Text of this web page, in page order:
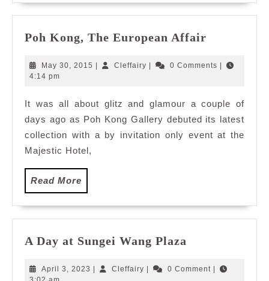
Poh Kong, The European Affair
The
May 30, 2015 May
Cleffairy Cleffairy0 Comments
4:14 pm
It was all about glitz and glamour a couple of
days ago as Poh Kong Gallery debuted its latest
collection with a by invitation only event at the
Majestic Hotel,
Read More
More
A Day at Sungei Wang Plaza
at
April 3, 2023 April
| Cleffairy Cleffairy
| 0 Comment |